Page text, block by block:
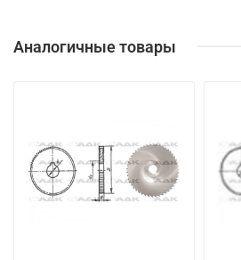
Аналогичные товары